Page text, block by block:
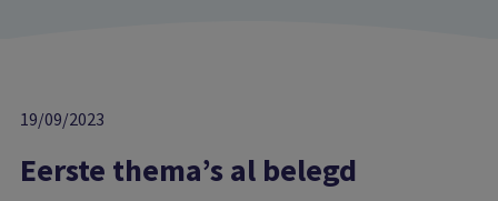
19/09/2023
Eerste thema’s al belegd